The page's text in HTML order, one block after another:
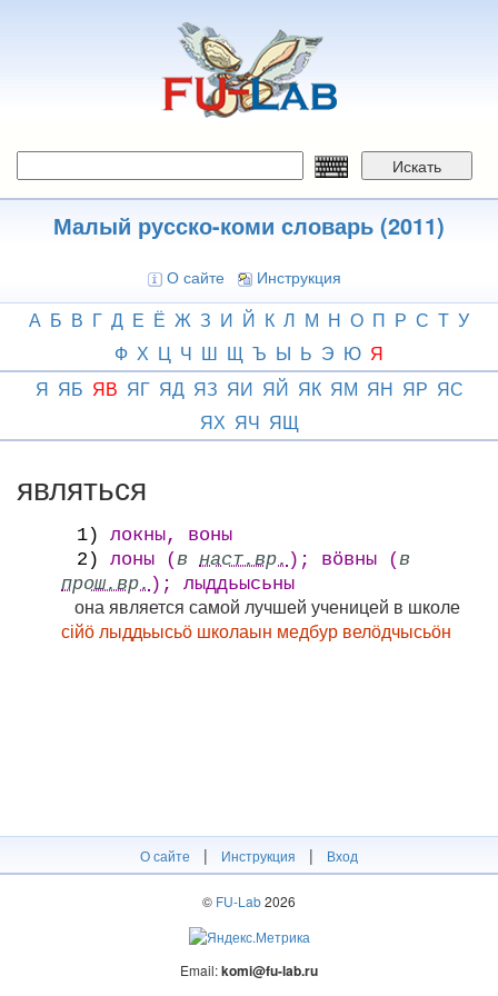
Искать
Малый русско-коми словарь (2011)
О сайте Инструкция
А Б В Г Д Е Ё Ж З И Й К Л М Н О П Р С Т У
Ф Х Ц Ч Ш Щ Ъ Ы Ь Э Ю Я
Я ЯБ ЯВ ЯГ ЯД ЯЗ ЯИ ЯЙ ЯК ЯМ ЯН ЯР ЯС
ЯХ ЯЧ ЯЩ
являться
1)
локны, воны
2)
лоны (в наст.вр.); вӧвны (в
прош.вр.); лыддьысьны
она является самой лучшей ученицей в школе
сійӧ лыддьысьӧ школаын медбур велӧдчысьӧн
О сайте | Инструкция | Вход
© FU-Lab2026
Email:komi@fu-lab.ru